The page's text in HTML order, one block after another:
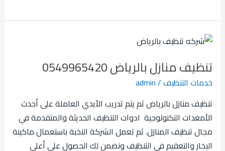
تنظيف منازل بالرياض 0549965420
خدمات التنظيف/
admin
تنظيف منازل بالرياض ثم يتم تدريب الأيدي العاملة على أحدث
الأمعدات التكنولوجية ادوات التنظيف الحديثة والمتقدمة في
مجال تنظيف المنازل. ثم تعمل الشركة النخبة باستعمال ماكينة
البخار والتعقيم في التنظيف ونضمن لك الحصول على أعلى
تنظيف
بالرياض
0549965420